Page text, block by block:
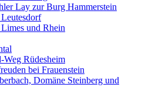
Lay zur Burg Hammerstein
und Rhein
Weg Rüdesheim
bei Frauenstein
Domäne Steinberg und